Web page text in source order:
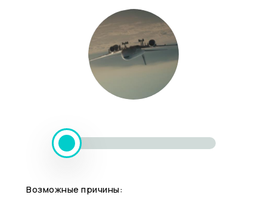
Возможные причины: